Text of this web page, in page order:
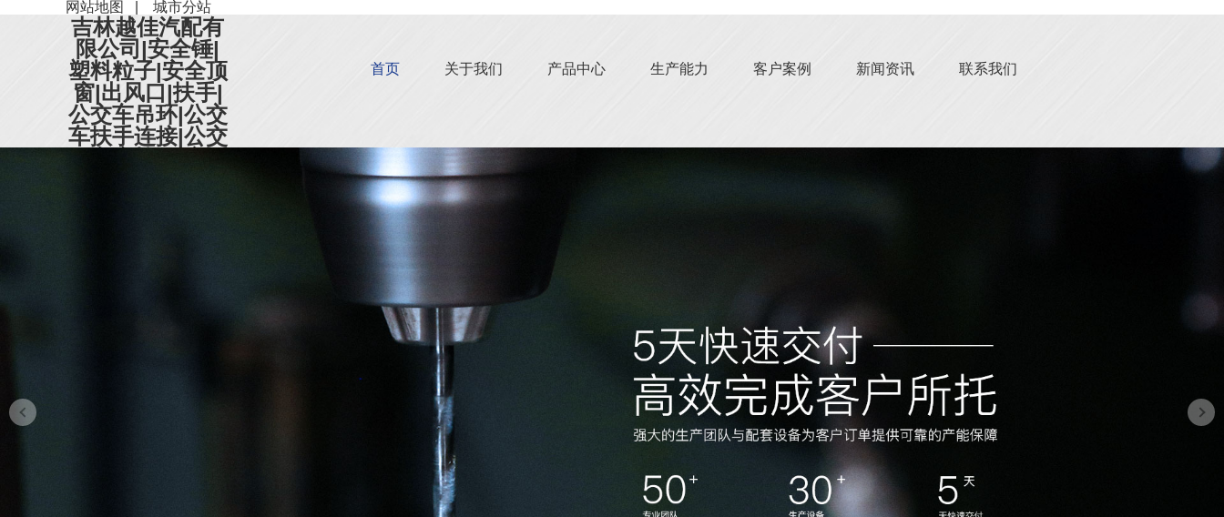
网站地图 城市分站
吉林越佳汽配有
限公司|安全锤|
塑料粒子|安全顶
窗|出风口|扶手|
公交车吊环|公交
车扶手连接|公交
首页 关于我们 产品中心 生产能力 客户案例 新闻资讯 联系我们